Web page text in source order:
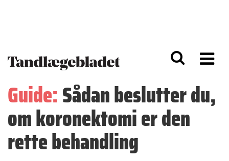
Guide:Sådan beslutter du,
om koronektomi er den
rette behandling